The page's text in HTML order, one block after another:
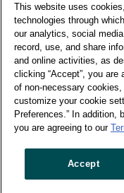
Stamford St,
London SE1 9LQ
T +44 (0)207 076
Entschlüsselung
der Zukunft
Cookie-
This website uses
technologies through
our analytics, social
record, use, and share
and online activities, as
clicking “Accept”, you
of non-necessary
customize your cookie
Preferences.” In addition,
you are agreeing to our
Accept